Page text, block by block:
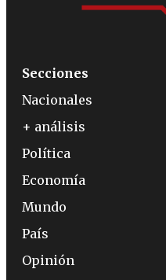
Secciones
Nacionales
+ análisis
Política
Economía
Mundo
País
Opinión